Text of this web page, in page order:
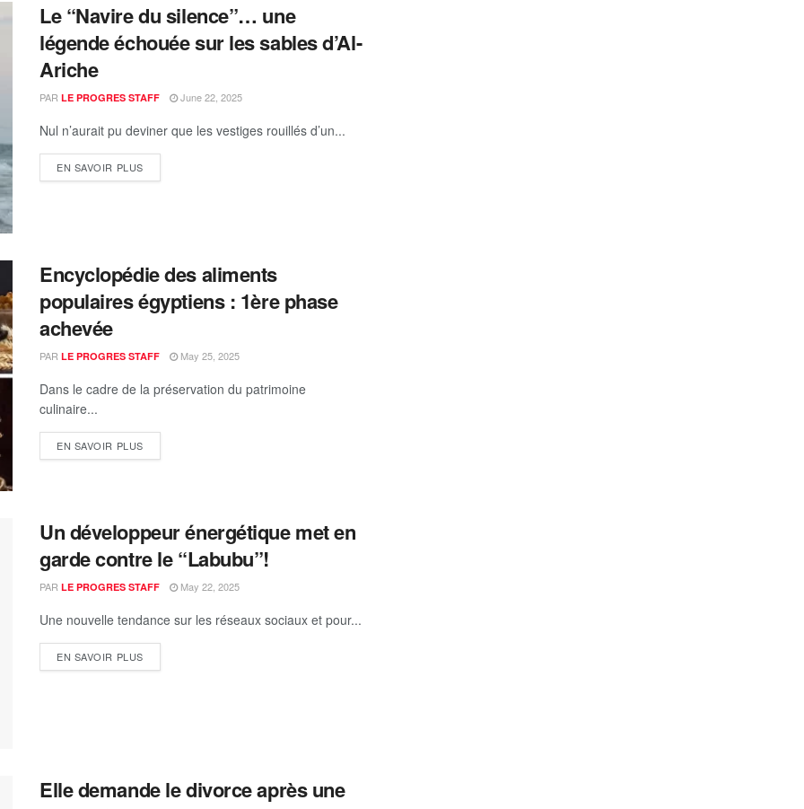
Le “Navire du silence”… une
légende échouée sur les sables d’Al-
Ariche
PAR LE PROGRES STAFF June 22, 2025
Nul n’aurait pu deviner que les vestiges rouillés d’un...
EN SAVOIR PLUS
Encyclopédie des aliments
populaires égyptiens : 1ère phase
achevée
PAR LE PROGRES STAFF May 25, 2025
Dans le cadre de la préservation du patrimoine
culinaire...
EN SAVOIR PLUS
Un développeur énergétique met en
garde contre le “Labubu”!
PAR LE PROGRES STAFF May 22, 2025
Une nouvelle tendance sur les réseaux sociaux et pour...
EN SAVOIR PLUS
Elle demande le divorce après une